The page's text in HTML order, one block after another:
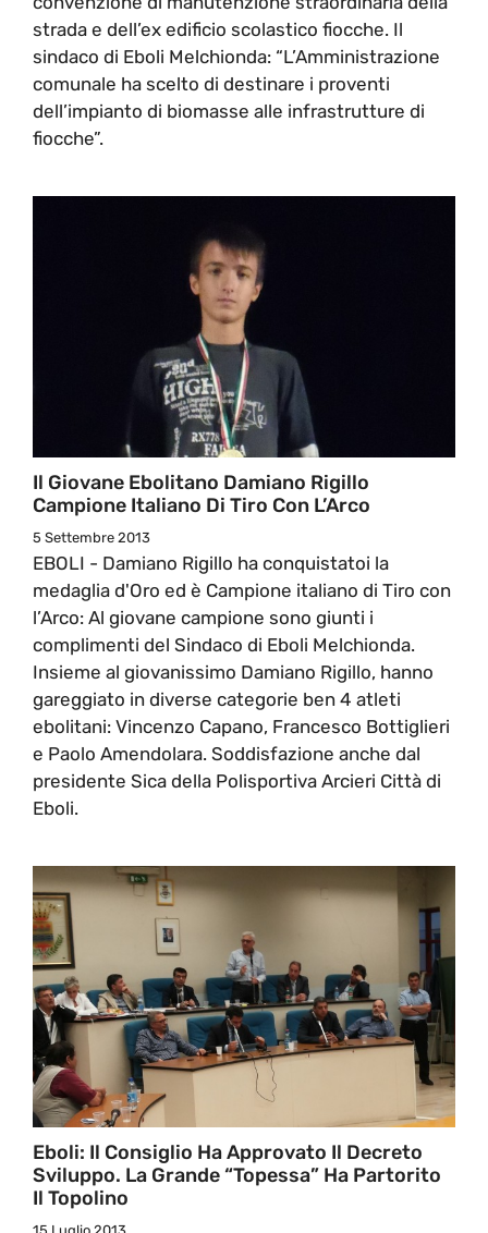
strada e dell’ex edificio scolastico fiocche. Il
sindaco di Eboli Melchionda: “L’Amministrazione
comunale ha scelto di destinare i proventi
dell’impianto di biomasse alle infrastrutture di
fiocche”.
Il Giovane Ebolitano Damiano Rigillo
Campione Italiano Di Tiro Con L’Arco
5 Settembre 2013
EBOLI - Damiano Rigillo ha conquistatoi la
medaglia d'Oro ed è Campione italiano di Tiro con
l’Arco: Al giovane campione sono giunti i
complimenti del Sindaco di Eboli Melchionda.
Insieme al giovanissimo Damiano Rigillo, hanno
gareggiato in diverse categorie ben 4 atleti
ebolitani: Vincenzo Capano, Francesco Bottiglieri
e Paolo Amendolara. Soddisfazione anche dal
presidente Sica della Polisportiva Arcieri Città di
Eboli.
Eboli: Il Consiglio Ha Approvato Il Decreto
Sviluppo. La Grande “Topessa” Ha Partorito
Il Topolino